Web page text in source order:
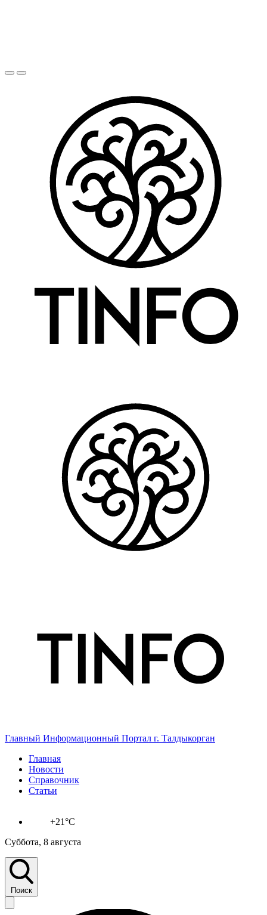
Главный Информационный Портал г. Талдыкорган
Главная
Новости
Справочник
Статьи
+21°C
Суббота, 8 августа
Поиск